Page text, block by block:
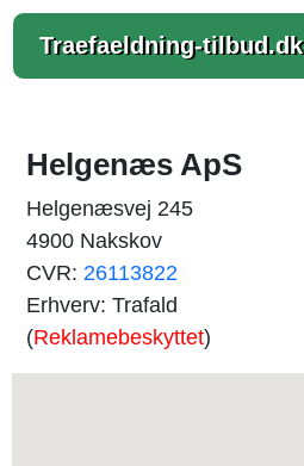
Traefaeldning-tilbud.dk
Helgenæs ApS
Helgenæsvej 245
4900 Nakskov
CVR: 26113822
Erhverv: Trafald
(Reklamebeskyttet)